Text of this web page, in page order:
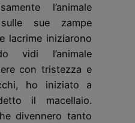
l’animale
sue zampe
lacrime iniziarono
vidi l’animale
con tristezza e
ho iniziato a
il macellaio.
divennero tanto